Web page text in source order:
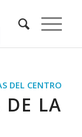
DEL CENTRO
LA